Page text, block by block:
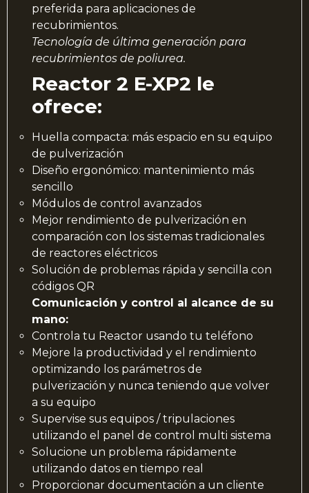
preferida para aplicaciones de
recubrimientos.
Tecnología de última generación para
recubrimientos de poliurea.
Reactor 2 E-XP2 le
ofrece:
Huella compacta: más espacio en su equipo
de pulverización
Diseño ergonómico: mantenimiento más
sencillo
Módulos de control avanzados
Mejor rendimiento de pulverización en
comparación con los sistemas tradicionales
de reactores eléctricos
Solución de problemas rápida y sencilla con
códigos QR
Comunicación y control al alcance de su
mano:
Controla tu Reactor usando tu teléfono
Mejore la productividad y el rendimiento
optimizando los parámetros de
pulverización y nunca teniendo que volver
a su equipo
Supervise sus equipos / tripulaciones
utilizando el panel de control multi sistema
Solucione un problema rápidamente
utilizando datos en tiempo real
Proporcionar documentación a un cliente